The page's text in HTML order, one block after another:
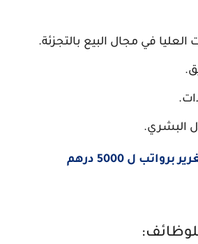
العليا في مجال البيع بالتجزئة.
البشري.
ل 5000 درهم